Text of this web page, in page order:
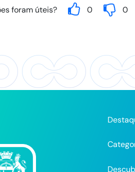
foram úteis? 0 0